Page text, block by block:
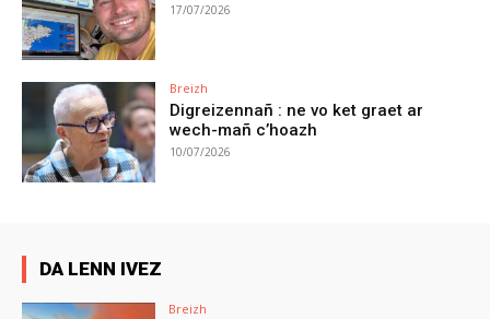
17/07/2026
Breizh
Digreizennañ : ne vo ket graet ar
wech-mañ c’hoazh
10/07/2026
DA LENN IVEZ
Breizh